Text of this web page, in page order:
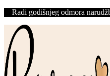
Radi godišnjeg odmora